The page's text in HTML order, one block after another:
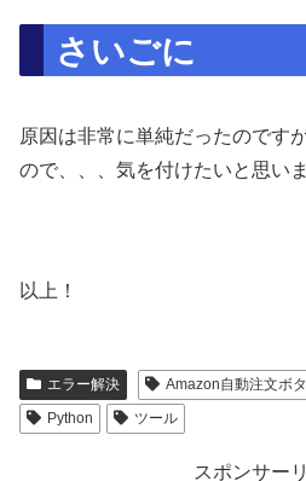
さいごに
原因は非常に単純だったのです
ので、、、気を付けたいと思いま
以上！
エラー解決 Amazon自動注文ボ
Python
ツール
スポンサー